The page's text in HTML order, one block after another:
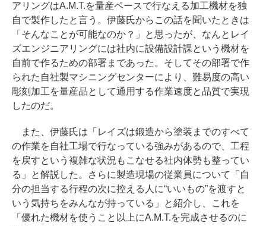
アリングはA.M.T.を量産ペースで行なえる加工機材を独
自で製作したと言う。伊藤氏からこの話を聞いたときは
「そんなことが可能なのか？」と思ったが、なんとレイ
ズエンジニアリングには社内に設備設計課という機材を
自前で作るための部署まであった。そしてその部署で作
られた自社製マシニングセンターにより、難易度の高い
彫刻加工を量産品として通用する作業速度と品質で実現
したのだ。
また、伊藤氏は「レイズは鍛造から塗装までのすべて
の作業を自社工場で行なっている強みがあるので、工程
を戻すという複雑な状況もこなせる社内体勢も整ってい
る」と解説した。さらに製造現場の従業員について「自
分の担当する行程の次に控える人に“いいもの”を渡すと
いう気持ちをみんなが持っている」と紹介し、これを
「優れた機材を使うこと以上にA.M.T.を完成させるのに